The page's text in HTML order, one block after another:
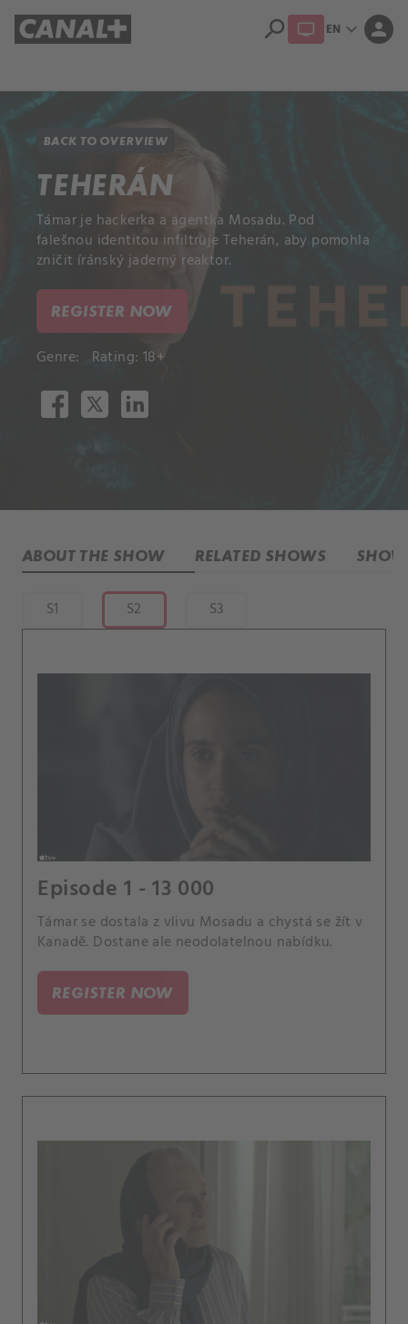
search EN expand_more person
BACK TO OVERVIEW
TEHERÁN
Támar je hackerka a agentka Mosadu. Pod
falešnou identitou infiltruje Teherán, aby pomohla
zničit íránský jaderný reaktor.
REGISTER NOW
Genre: Rating: 18+
ABOUT THE SHOW RELATED SHOWS
S1 S2 S3
Episode 1 - 13 000
Támar se dostala z vlivu Mosadu a chystá se žít v
Kanadě. Dostane ale neodolatelnou nabídku.
REGISTER NOW